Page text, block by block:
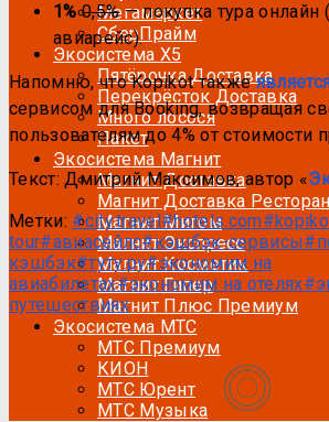
Мегамаркет
СберПрайм
Экосистема Х5
Пятёрочка Доставка
Перекрёсток Доставка
Много лосося
Пакет
Экосистема Магнит
Магнит Доставка
Магнит Доставка
Магнит Мигом
Магнит Экспресс
Магнит Косметик
Магнит Гипер
Магнит Плюс Премиум
Экосистема МТС
МТС Премиум
КИОН
МТС Юрент
МТС Музыка
1% 0,5%— покупка тура онлайн
авиарейс).
Напомню, что Kopikot также
сервисом для Booking, возвращая
пользователям до 4% от стоимости
Текст: Дмитрий Максимов, автор «
Метки: #city.travel#hotels.com
tour#авиасейлс#кэшбэк-сервисы
кэшбэк#туту.ру#экономим на
авиабилетах#экономим на отелях
путешествиях